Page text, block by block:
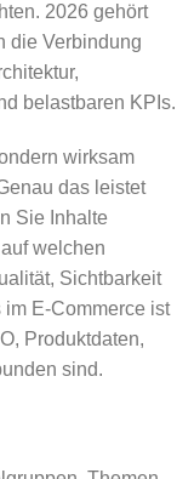
2026 gehört
die Verbindung
belastbaren KPIs.
wirksam
das leistet
Sie Inhalte
welchen
Sichtbarkeit
E-Commerce ist
Produktdaten,
sind.